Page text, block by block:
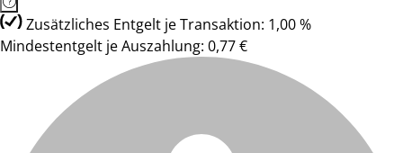
Zusätzliches Entgelt je Transaktion: 1,00 %
Mindestentgelt je Auszahlung: 0,77 €